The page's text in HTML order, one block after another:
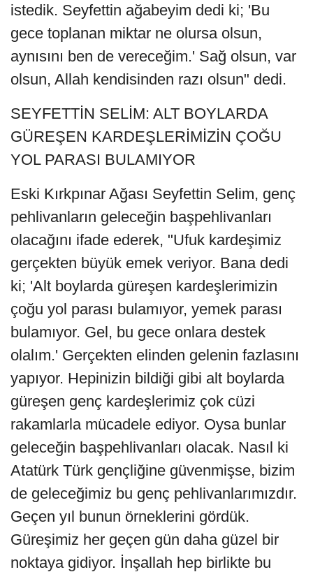
istedik. Seyfettin ağabeyim dedi ki; 'Bu
gece toplanan miktar ne olursa olsun,
aynısını ben de vereceğim.' Sağ olsun, var
olsun, Allah kendisinden razı olsun" dedi.
SEYFETTİN SELİM: ALT BOYLARDA
GÜREŞEN KARDEŞLERİMİZİN ÇOĞU
YOL PARASI BULAMIYOR
Eski Kırkpınar Ağası Seyfettin Selim, genç
pehlivanların geleceğin başpehlivanları
olacağını ifade ederek, "Ufuk kardeşimiz
gerçekten büyük emek veriyor. Bana dedi
ki; 'Alt boylarda güreşen kardeşlerimizin
çoğu yol parası bulamıyor, yemek parası
bulamıyor. Gel, bu gece onlara destek
olalım.' Gerçekten elinden gelenin fazlasını
yapıyor. Hepinizin bildiği gibi alt boylarda
güreşen genç kardeşlerimiz çok cüzi
rakamlarla mücadele ediyor. Oysa bunlar
geleceğin başpehlivanları olacak. Nasıl ki
Atatürk Türk gençliğine güvenmişse, bizim
de geleceğimiz bu genç pehlivanlarımızdır.
Geçen yıl bunun örneklerini gördük.
Güreşimiz her geçen gün daha güzel bir
noktaya gidiyor. İnşallah hep birlikte bu